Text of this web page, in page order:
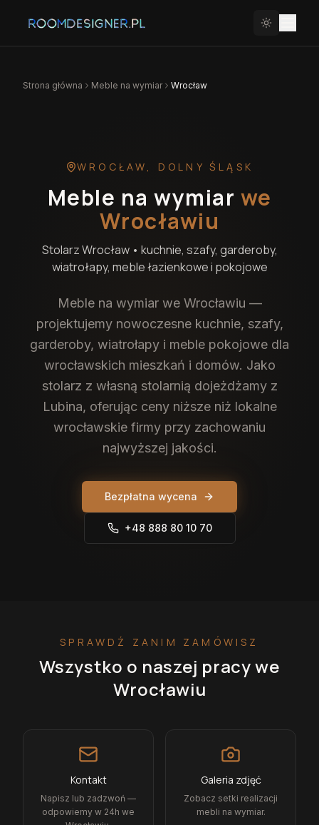
Strona główna Meble na wymiar Wrocław
WROCŁAW , DOLNY ŚLĄSK
Meble na wymiar we
Wrocławiu
StolarzWrocław• kuchnie, szafy, garderoby,
wiatrołapy, meble łazienkowe i pokojowe
Meble na wymiar we Wrocławiu —
projektujemy nowoczesne kuchnie, szafy,
garderoby, wiatrołapy i meble pokojowe dla
wrocławskich mieszkań i domów. Jako
stolarz z własną stolarnią dojeżdżamy z
Lubina, oferując ceny niższe niż lokalne
wrocławskie firmy przy zachowaniu
najwyższej jakości.
Bezpłatna wycena
+48 888 80 10 70
SPRAWDŹ ZANIM ZAMÓWISZ
Wszystko o naszej pracywe
Wrocławiu
Kontakt
Napisz lub zadzwoń —
odpowiemy w 24h we
Galeria zdjęć
Zobacz setki realizacji
mebli na wymiar.